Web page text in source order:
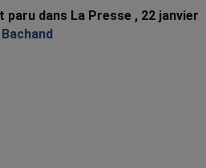
paru dans La Presse , 22 janvier